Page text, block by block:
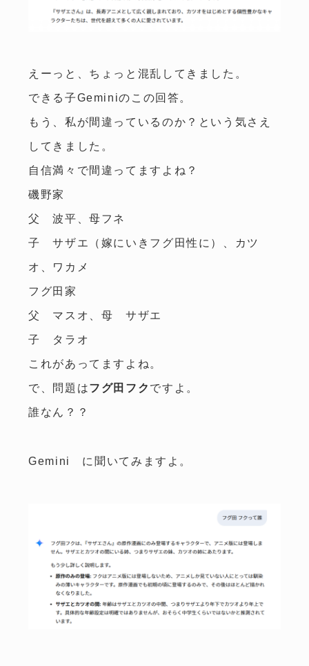
リフォーム・不動産
トップ
スタッフ紹介
えーっと、ちょっと混乱してきました。
できる子Geminiのこの回答。
もう、私が間違っているのか？という気さえ
してきました。
自信満々で間違ってますよね？
磯野家
父 波平、母フネ
子 サザエ（嫁にいきフグ田性に）、カツ
オ、ワカメ
フグ田家
父 マスオ、母 サザエ
子 タラオ
これがあってますよね。
で、問題はフグ田フク ですよ。
誰なん？？
Gemini に聞いてみますよ。